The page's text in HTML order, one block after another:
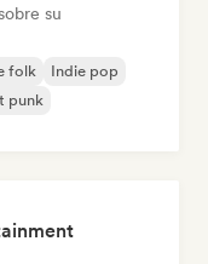
su
folk
Indie pop
punk